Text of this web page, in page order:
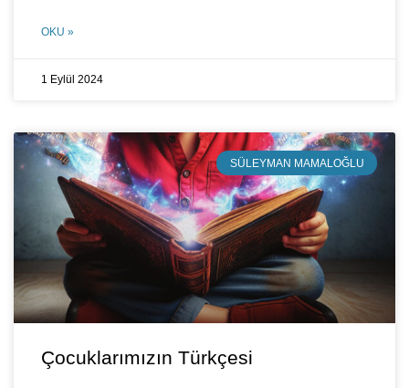
OKU »
1 Eylül 2024
SÜLEYMAN MAMALOĞLU
Çocuklarımızın Türkçesi